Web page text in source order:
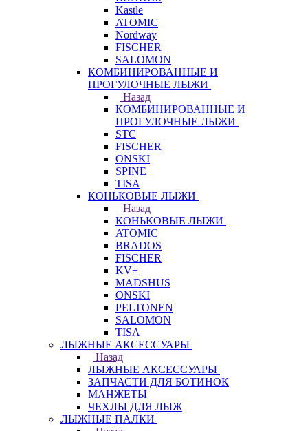
Kastle
ATOMIC
Nordway
FISCHER
SALOMON
КОМБИНИРОВАННЫЕ И
ПРОГУЛОЧНЫЕ ЛЫЖИ
Назад
КОМБИНИРОВАННЫЕ И
ПРОГУЛОЧНЫЕ ЛЫЖИ
STC
FISCHER
ONSKI
SPINE
TISA
КОНЬКОВЫЕ ЛЫЖИ
Назад
КОНЬКОВЫЕ ЛЫЖИ
ATOMIC
BRADOS
FISCHER
KV+
MADSHUS
ONSKI
PELTONEN
SALOMON
TISA
ЛЫЖНЫЕ АКСЕССУАРЫ
Назад
ЛЫЖНЫЕ АКСЕССУАРЫ
ЗАПЧАСТИ ДЛЯ БОТИНОК
МАНЖЕТЫ
ЧЕХЛЫ ДЛЯ ЛЫЖ
ЛЫЖНЫЕ ПАЛКИ